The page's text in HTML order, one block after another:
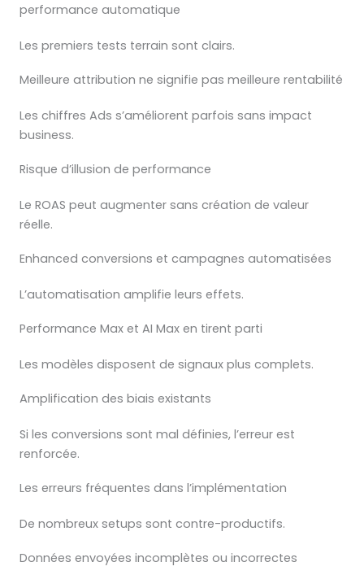
performance automatique
Les premiers tests terrain sont clairs.
Meilleure attribution ne signifie pas meilleure rentabilité
Les chiffres Ads s’améliorent parfois sans impact
business.
Risque d’illusion de performance
Le ROAS peut augmenter sans création de valeur
réelle.
Enhanced conversions et campagnes automatisées
L’automatisation amplifie leurs effets.
Performance Max et AI Max en tirent parti
Les modèles disposent de signaux plus complets.
Amplification des biais existants
Si les conversions sont mal définies, l’erreur est
renforcée.
Les erreurs fréquentes dans l’implémentation
De nombreux setups sont contre-productifs.
Données envoyées incomplètes ou incorrectes